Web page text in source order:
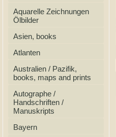
Aquarelle Zeichnungen
Ölbilder
Asien, books
Atlanten
Australien / Pazifik,
books, maps and prints
Autographe /
Handschriften /
Manuskripts
Bayern